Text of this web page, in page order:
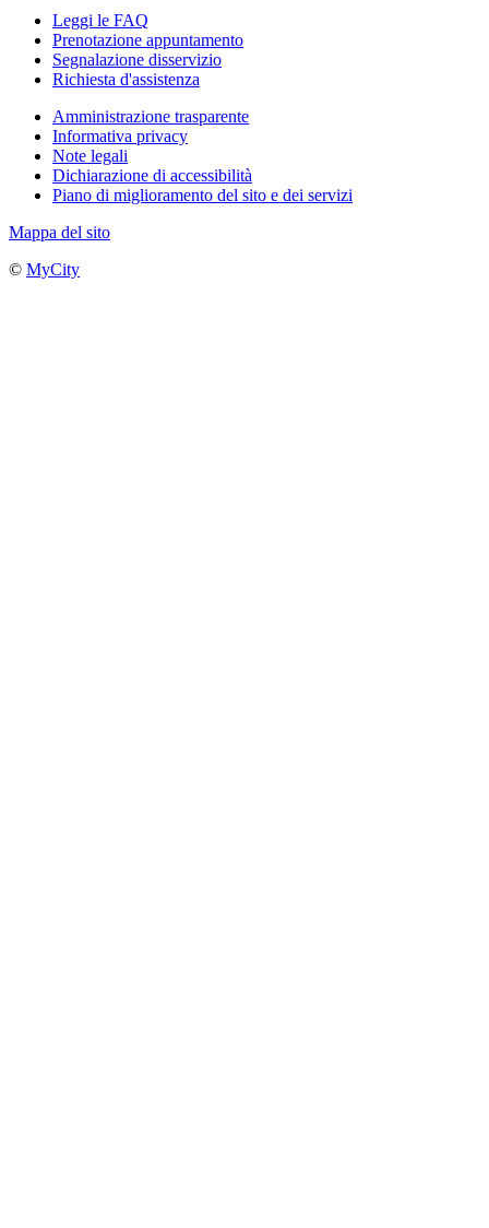
Leggi le FAQ
Prenotazione appuntamento
Segnalazione disservizio
Richiesta d'assistenza
Amministrazione trasparente
Informativa privacy
Note legali
Dichiarazione di accessibilità
Piano di miglioramento del sito e dei servizi
Mappa del sito
© MyCity